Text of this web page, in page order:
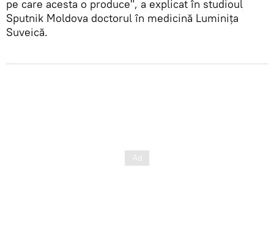
pe care acesta o produce", a explicat în studioul
Sputnik Moldova doctorul în medicină Luminița
Suveică.